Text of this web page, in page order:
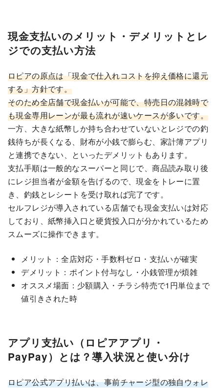
現金支払いのメリット・デメリットとレ
ジでの支払い方法
ロピアの原点は「現金で仕入れコストを抑え価格に還元
する」方針です。
そのため全店舗で現金払いが可能で、特売日の混雑時で
も現金専用レーンが最も流れが速いケースが多いです。
一方、大きな紙幣しか持ち合わせていないとレジでの釣
銭待ちが長くなる、財布が小銭で膨らむ、家計簿アプリ
と連携できない、といったデメリットもあります。
支払手順は一般的なスーパーと同じで、商品読み取り後
にレジ担当者が金額を告げるので、現金をトレーに置
き、釣銭とレシートを受け取れば完了です。
セルフレジが導入されている店舗でも現金支払いは対応
しており、紙幣挿入口と硬貨投入口が分かれているため
スムーズに操作できます。
メリット：全店対応・手数料ゼロ・支払いが確実
デメリット：ポイント付与なし・小銭管理が煩雑
オススメ場面：少額購入・チラシ特売で1円単位まで
値引きされた時
アプリ支払い（ロピアアプリ・
PayPay）とは？導入状況と使い分け
ロピア公式アプリ払いは、事前チャージ型の独自ウォレ